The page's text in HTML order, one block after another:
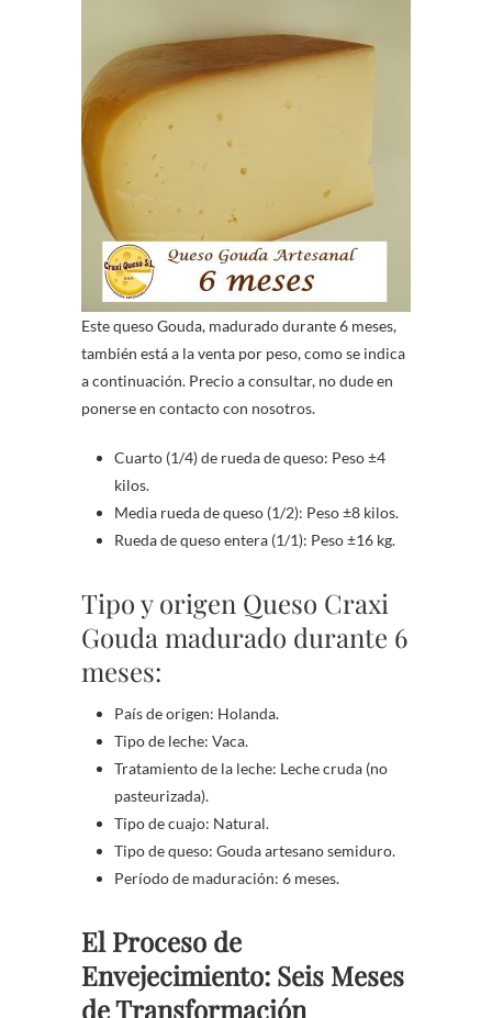
Este queso Gouda, madurado durante 6 meses,
también está a la venta por peso, como se indica
a continuación. Precio a consultar, no dude en
ponerse en contacto con nosotros.
Cuarto (1/4) de rueda de queso: Peso ±4
kilos.
Media rueda de queso (1/2): Peso ±8 kilos.
Rueda de queso entera (1/1): Peso ±16 kg.
Tipo y origen Queso Craxi
Gouda madurado durante 6
meses:
País de origen: Holanda.
Tipo de leche: Vaca.
Tratamiento de la leche: Leche cruda (no
pasteurizada).
Tipo de cuajo: Natural.
Tipo de queso: Gouda artesano semiduro.
Período de maduración: 6 meses.
El Proceso de
Envejecimiento: Seis Meses
de Transformación